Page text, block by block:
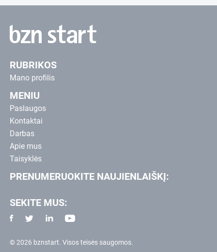
RUBRIKOS
Mano profilis
MENIU
Paslaugos
Kontaktai
Darbas
Apie mus
Taisyklės
PRENUMERUOKITE NAUJIENLAIŠKĮ:
SEKITE MUS:
© 2026 bznstart. Visos teisės saugomos.